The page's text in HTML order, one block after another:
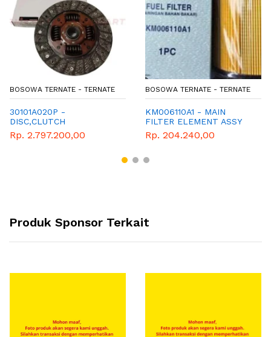
BOSOWA TERNATE - TERNATE
30101A020P -
DISC,CLUTCH
Rp. 2.797.200,00
BOSOWA TERNATE - TERNATE
KM006110A1 - MAIN
FILTER ELEMENT ASSY
FUSO FIGHTER
Rp. 204.240,00
Produk Sponsor Terkait